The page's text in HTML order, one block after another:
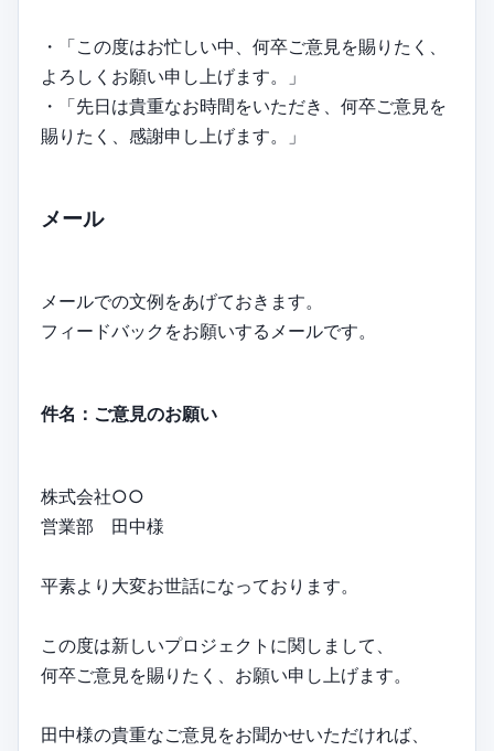
・「この度はお忙しい中、何卒ご意見を賜りたく、
よろしくお願い申し上げます。」
・「先日は貴重なお時間をいただき、何卒ご意見を
賜りたく、感謝申し上げます。」
メール
メールでの文例をあげておきます。
フィードバックをお願いするメールです。
件名：ご意見のお願い
株式会社○○
営業部 田中様
平素より大変お世話になっております。
この度は新しいプロジェクトに関しまして、
何卒ご意見を賜りたく、お願い申し上げます。
田中様の貴重なご意見をお聞かせいただければ、